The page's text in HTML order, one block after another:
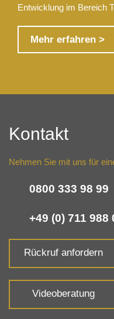
Entwicklung im Bereich
Mehr erfahren >
Kontakt
Nehmen Sie mit uns für
0800 333 98 99
+49 (0) 711 988
Rückruf anfordern
Videoberatung